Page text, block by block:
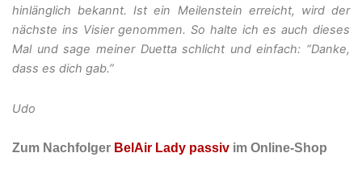
hinlänglich bekannt. Ist ein Meilenstein erreicht, wird der
nächste ins Visier genommen. So halte ich es auch dieses
Mal und sage meiner Duetta schlicht und einfach: “Danke,
dass es dich gab.”
Udo
Zum Nachfolger BelAir Lady passiv im Online-Shop